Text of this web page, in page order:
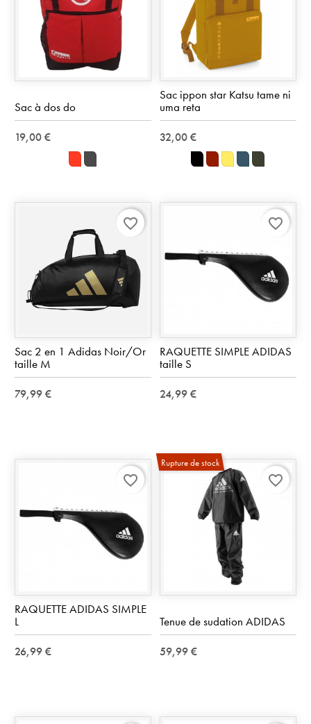
Sac à dos do
19,00 €
RougeGris
Sac ippon star Katsu tame ni
uma reta
32,00 €
noir
bordeaux
moutarde
Air
VERT
Sac 2 en 1 Adidas Noir/Or
taille M
79,99 €
favorite_border
RAQUETTE SIMPLE ADIDAS
taille S
24,99 €
favorite_border
RAQUETTE ADIDAS SIMPLE
L
26,99 €
favorite_border
Rupture de stock
Tenue de sudation ADIDAS
59,99 €
favorite_border